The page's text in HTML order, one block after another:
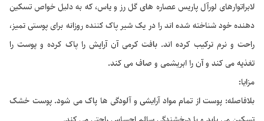
لابراتوارهای لورآل پاریس عصاره های گل رز و یاس، که به دلیل خواص تسکین
دهنده خود شناخته شده اند را در یک شیر پاک کننده روزانه برای پوستی تمیز،
راحت و نرم ترکیب کرده اند. بافت کرمی آن آرایش را پاک کرده و پوست را
تغذیه می کند و آن را ابریشمی و صاف می کند.
مزایا:
بلافاصله: پوست از تمام مواد آرایشی و آلودگی ها پاک می شود. پوست خشک